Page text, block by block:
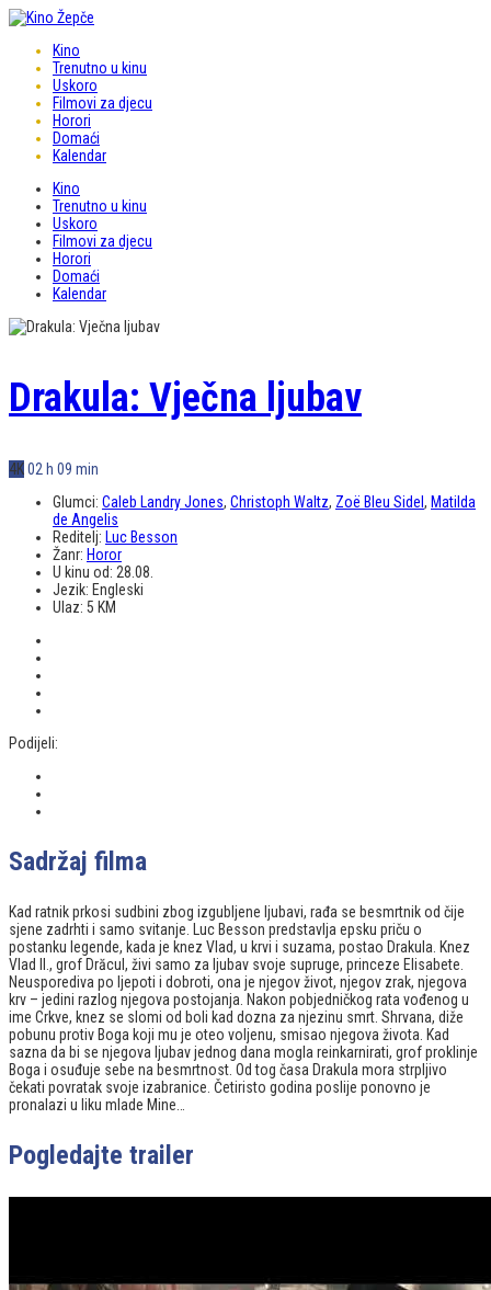
Kino
Trenutno u kinu
Uskoro
Filmovi za djecu
Horori
Domaći
Kalendar
Kino
Trenutno u kinu
Uskoro
Filmovi za djecu
Horori
Domaći
Kalendar
Drakula: Vječna ljubav
4K02 h 09 min
Glumci: Caleb Landry Jones, Christoph Waltz, Zoë Bleu Sidel , Matilda
de Angelis
Reditelj: Luc Besson
Žanr: Horor
U kinu od: 28.08.
Jezik: Engleski
Ulaz: 5 KM
Podijeli:
Sadržaj filma
Kad ratnik prkosi sudbini zbog izgubljene ljubavi, rađa se besmrtnik od čije
sjene zadrhti i samo svitanje. Luc Besson predstavlja epsku priču o
postanku legende, kada je knez Vlad, u krvi i suzama, postao Drakula. Knez
Vlad II., grof Drăcul, živi samo za ljubav svoje supruge, princeze Elisabete.
Neusporediva po ljepoti i dobroti, ona je njegov život, njegov zrak, njegova
krv – jedini razlog njegova postojanja. Nakon pobjedničkog rata vođenog u
ime Crkve, knez se slomi od boli kad dozna za njezinu smrt. Shrvana, diže
pobunu protiv Boga koji mu je oteo voljenu, smisao njegova života. Kad
sazna da bi se njegova ljubav jednog dana mogla reinkarnirati, grof proklinje
Boga i osuđuje sebe na besmrtnost. Od tog časa Drakula mora strpljivo
čekati povratak svoje izabranice. Četiristo godina poslije ponovno je
pronalazi u liku mlade Mine…
Pogledajte trailer